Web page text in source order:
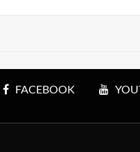
FACEBOOK